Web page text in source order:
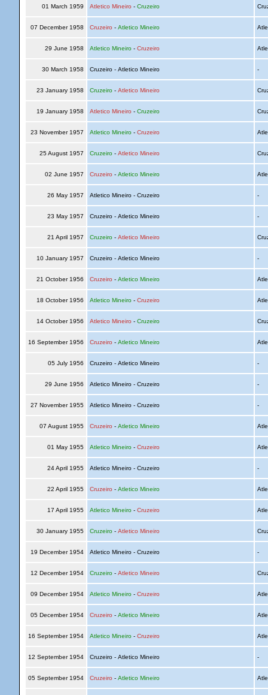
01 March 1959 Atletico Mineiro - Cruzeiro
07 December 1958 Cruzeiro - Atletico Mineiro
29 June 1958 Atletico Mineiro- Cruzeiro
30 March 1958 Cruzeiro - Atletico Mineiro -
23 January 1958 Cruzeiro- Atletico Mineiro
19 January 1958 Atletico Mineiro - Cruzeiro
23 November 1957 Atletico Mineiro- Cruzeiro
25 August 1957 Cruzeiro- Atletico Mineiro
02 June 1957 Cruzeiro - Atletico Mineiro
26 May 1957 Atletico Mineiro - Cruzeiro -
23 May 1957 Cruzeiro - Atletico Mineiro -
21 April 1957 Cruzeiro- Atletico Mineiro
10 January 1957 Cruzeiro - Atletico Mineiro -
21 October 1956 Cruzeiro - Atletico Mineiro
18 October 1956 Atletico Mineiro- Cruzeiro
14 October 1956 Atletico Mineiro - Cruzeiro
16 September 1956 Cruzeiro - Atletico Mineiro
05 July 1956 Cruzeiro - Atletico Mineiro -
29 June 1956 Atletico Mineiro - Cruzeiro -
27 November 1955 Atletico Mineiro - Cruzeiro -
07 August 1955 Cruzeiro - Atletico Mineiro
01 May 1955 Atletico Mineiro- Cruzeiro
24 April 1955 Atletico Mineiro - Cruzeiro -
22 April 1955 Cruzeiro - Atletico Mineiro
17 April 1955 Atletico Mineiro- Cruzeiro
30 January 1955 Cruzeiro- Atletico Mineiro
19 December 1954 Atletico Mineiro - Cruzeiro -
12 December 1954 Cruzeiro- Atletico Mineiro
09 December 1954 Atletico Mineiro- Cruzeiro
05 December 1954 Cruzeiro - Atletico Mineiro
16 September 1954 Atletico Mineiro- Cruzeiro
12 September 1954 Cruzeiro - Atletico Mineiro -
05 September 1954 Cruzeiro - Atletico Mineiro